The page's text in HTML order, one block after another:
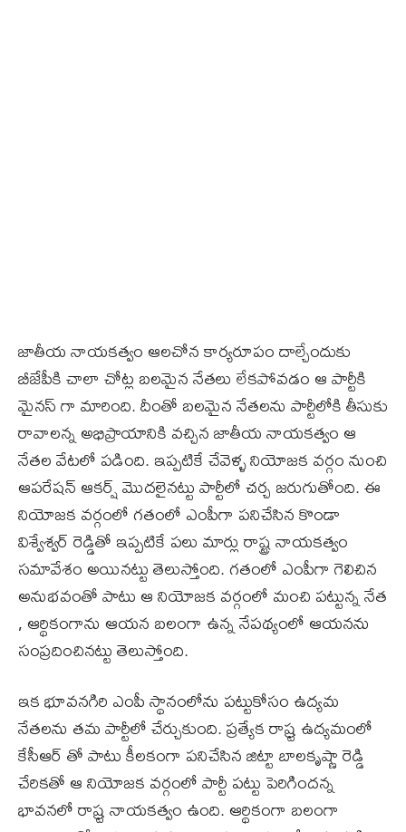
జాతీయ నాయకత్వం ఆలచోన కార్యరూపం దాల్చేందుకు
బీజేపీకి చాలా చోట్ల బల‌మైన నేత‌లు లేక‌పోవ‌డం ఆ పార్టీకి
మైన‌స్‌ గా మారింది. దీంతో బల‌మైన నేత‌ల‌ను పార్టీలోకి తీసుకు
రావాల‌న్న అభిప్రాయానికి వ‌చ్చిన జాతీయ నాయ‌క‌త్వం ఆ
నేత‌ల వేట‌లో ప‌డింది. ఇప్పటికే చేవెళ్ళ నియోజ‌క వ‌ర్గం నుంచి
ఆపరేషన్‌ ఆకర్ష్‌ మొద‌లైన‌ట్టు పార్టీలో చర్చ జరుగుతోంది. ఈ
నియోజ‌క వ‌ర్గంలో గ‌తంలో ఎంపీగా ప‌నిచేసిన కొండా
విశ్వేశ్వర్ రెడ్డితో ఇప్పటికే ప‌లు మార్లు రాష్ట్ర నాయ‌క‌త్వం
స‌మావేశం అయిన‌ట్టు తెలుస్తోంది. గ‌తంలో ఎంపీగా గెలిచిన
అనుభ‌వంతో పాటు ఆ నియోజ‌క వ‌ర్గంలో మంచి ప‌ట్టున్న నేత
, ఆర్థికంగాను ఆయ‌న బలంగా ఉన్న నేప‌థ్యంలో ఆయ‌న‌ను
సంప్రదించిన‌ట్టు తెలుస్తోంది.
ఇక భూవ‌నగిరి ఎంపీ స్థానంలోను ప‌ట్టుకోసం ఉద్యమ
నేత‌ల‌ను త‌మ పార్టీలో చేర్చుకుంది. ప్రత్యేక రాష్ర్ట ఉద్యమంలో
కేసీఆర్ తో పాటు కీల‌కంగా ప‌నిచేసిన జిట్టా బాల‌కృష్ణా రెడ్డి
చేరిక‌తో ఆ నియోజ‌క వ‌ర్గంలో పార్టీ ప‌ట్టు పెరిగింద‌న్న
భావ‌న‌లో రాష్ర్ట నాయకత్వం ఉంది. ఆర్థికంగా బలంగా